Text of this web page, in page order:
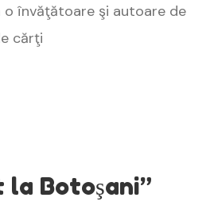
învăţătoare şi autoare de
cărţi
Botoşani”